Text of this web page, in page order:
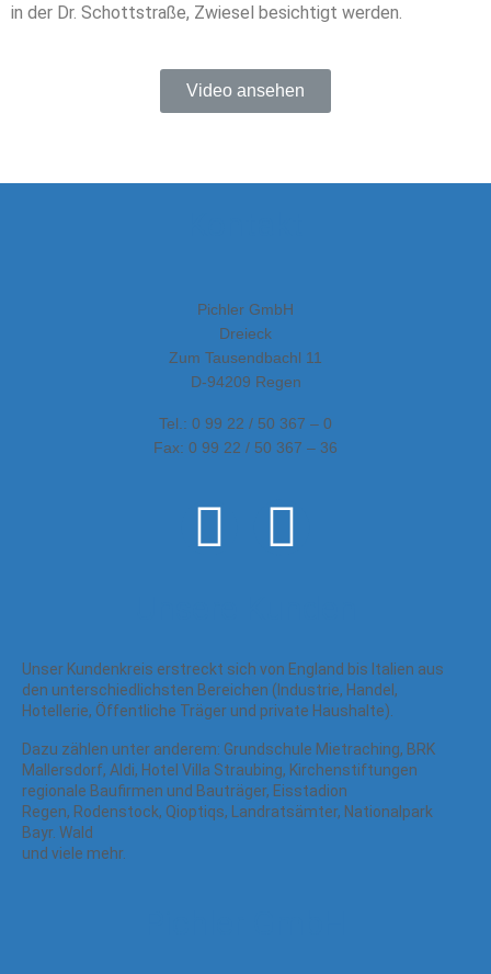
in der Dr. Schottstraße, Zwiesel besichtigt werden.
Video ansehen
Pichler GmbH
Dreieck
Zum Tausendbachl 11
D-94209 Regen
Tel.: 0 99 22 / 50 367 – 0
Fax: 0 99 22 / 50 367 – 36
Unser Kundenkreis erstreckt sich von England bis Italien aus
den unterschiedlichsten Bereichen (Industrie, Handel,
Hotellerie, Öffentliche Träger und private Haushalte).
Dazu zählen unter anderem: Grundschule Mietraching, BRK
Mallersdorf, Aldi, Hotel Villa Straubing, Kirchenstiftungen
regionale Baufirmen und Bauträger, Eisstadion
Regen, Rodenstock, Qioptiqs, Landratsämter, Nationalpark
Bayr. Wald
und viele mehr.